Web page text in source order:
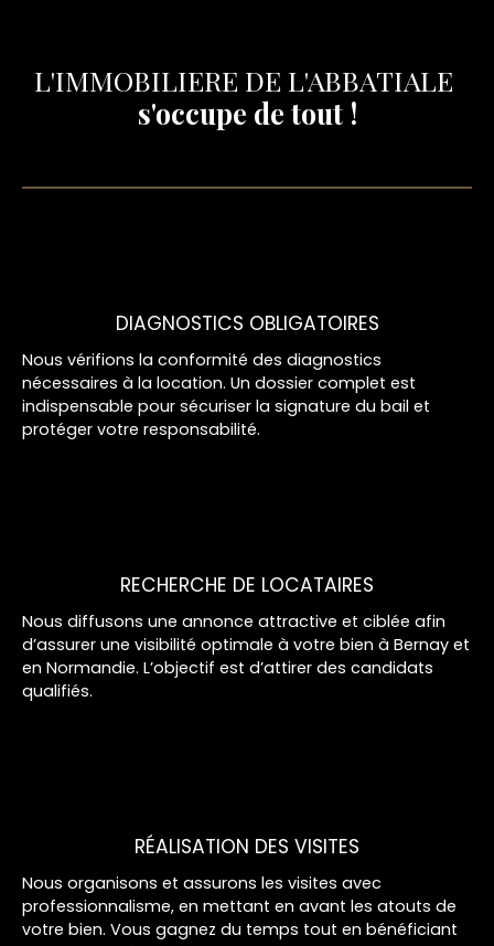
L'IMMOBILIERE DE L'ABBATIALE
s'occupe de tout !
DIAGNOSTICS OBLIGATOIRES
Nous vérifions la conformité des diagnostics
nécessaires à la location. Un dossier complet est
indispensable pour sécuriser la signature du bail et
protéger votre responsabilité.
RECHERCHE DE LOCATAIRES
Nous diffusons une annonce attractive et ciblée afin
d’assurer une visibilité optimale à votre bien à Bernay et
en Normandie. L’objectif est d’attirer des candidats
qualifiés.
RÉALISATION DES VISITES
Nous organisons et assurons les visites avec
professionnalisme, en mettant en avant les atouts de
votre bien. Vous gagnez du temps tout en bénéficiant